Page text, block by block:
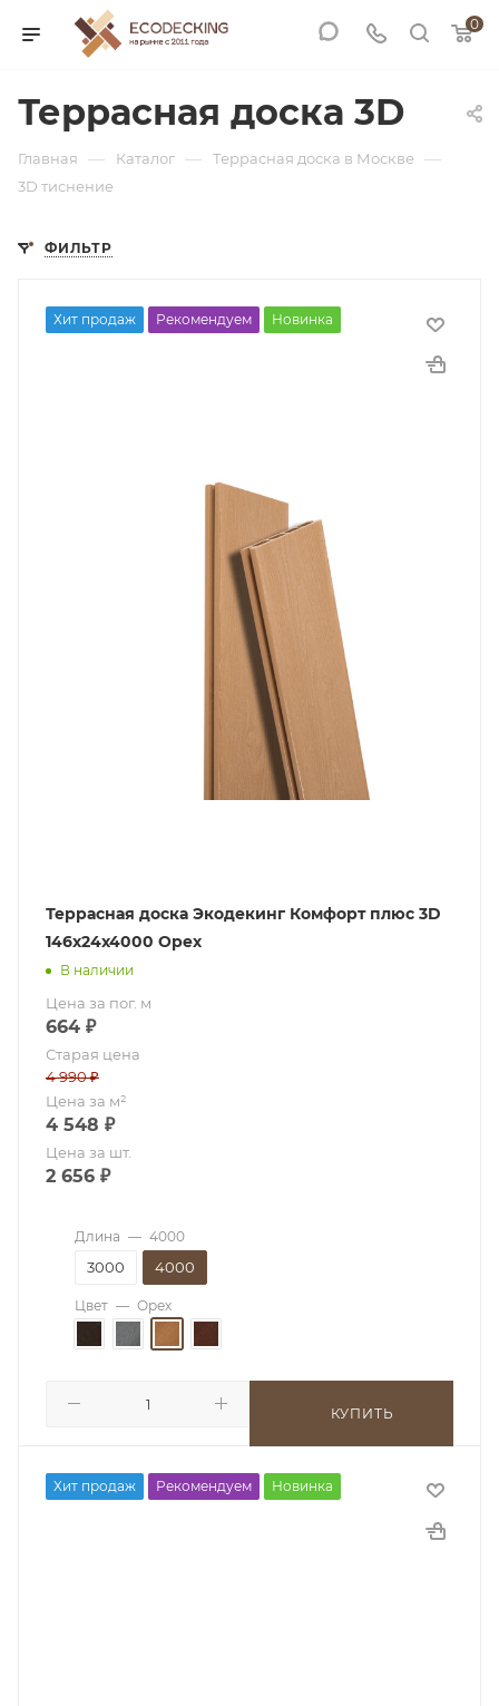
0
Террасная доска 3D
Главная — Каталог — Террасная доска в Москве —
3D тиснение
ФИЛЬТР
Хит продаж Рекомендуем Новинка
Террасная доска Экодекинг Комфорт плюс 3D
146х24x4000 Орех
В наличии
Цена за пог. м
664 ₽
Старая цена
4 990₽
Цена за м²
4 548 ₽
Цена за шт.
2 656 ₽
Длина — 4000
3000 4000
Цвет — Орех
КУПИТЬ
Хит продаж Рекомендуем Новинка